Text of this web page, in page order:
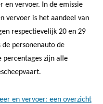
en vervoer. In de emissie
vervoer is het aandeel van
respectievelijk 20 en 29
personenauto de
percentages zijn alle
en vervoer: een overzicht